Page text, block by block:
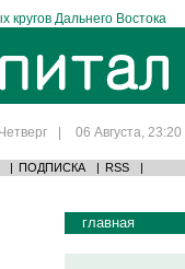
кругов Дальнего Востока
Четверг | 06 Августа, 23:20
| ПОДПИСКА | RSS |
главная